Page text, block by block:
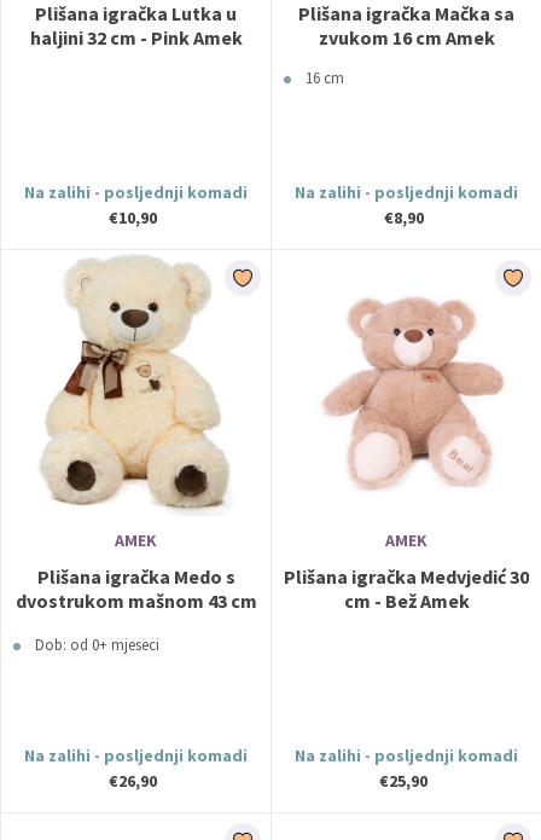
Plišana igračka Lutka u
haljini 32 cm - Pink Amek
Na zalihi - posljednji komadi
€10,90
Plišana igračka Mačka sa
zvukom 16 cm Amek
16 cm
Na zalihi - posljednji komadi
€8,90
AMEK
Plišana igračka Medo s
dvostrukom mašnom 43 cm
Dob: od 0+ mjeseci
Na zalihi - posljednji komadi
€26,90
AMEK
Plišana igračka Medvjedić 30
cm - Bež Amek
Na zalihi - posljednji komadi
€25,90